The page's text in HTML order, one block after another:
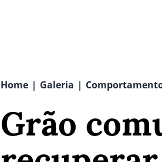
Home | Galeria |
Grão